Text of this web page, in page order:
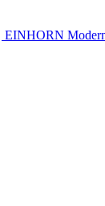
EINHORN